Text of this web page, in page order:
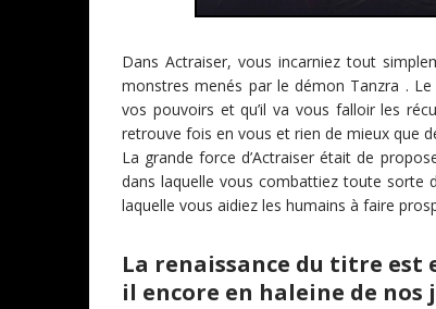
Dans Actraiser, vous incarniez tout
monstres menés par le démon Tanzra .
vos pouvoirs et qu’il va vous falloir les
retrouve fois en vous et rien de mieux que
La grande force d’Actraiser était de
dans laquelle vous combattiez toute sorte
laquelle vous aidiez les humains à faire
La renaissance du titre
il encore en haleine de nos